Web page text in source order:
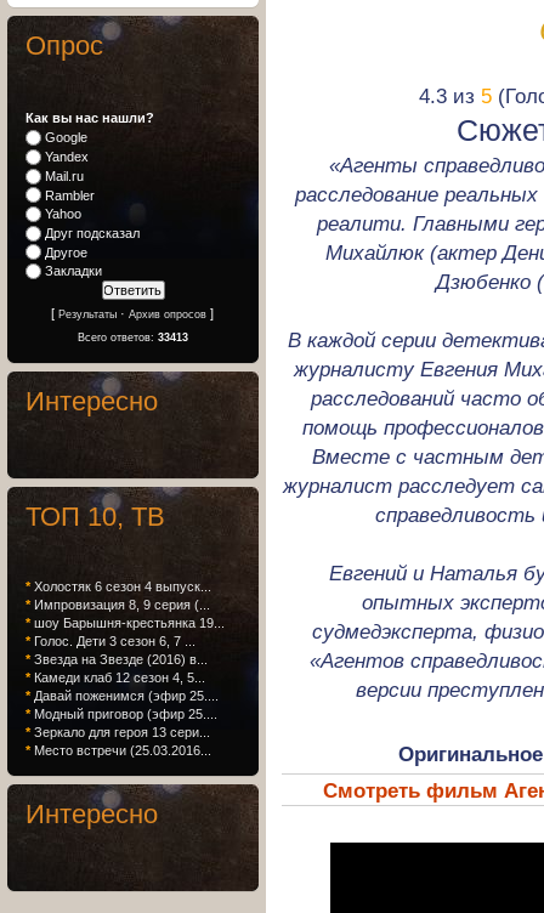
4.3 из 5
«Агенты
расследование
реалити. Главными
Михайлюк (актер
Дзюбенко
В каждой серии
журналисту Евгения
расследований
помощь
Вместе с частным
журналист расследует
Евгений и Наталья
опытных
судмедэксперта,
«Агентов
версии
Смотреть фильм
Опрос
Как вы нас нашли?
Google
Yandex
Mail.ru
Rambler
Yahoo
Друг подсказал
Другое
Закладки
[Результаты ·Архив опросов ]
Всего ответов: 33413
Интересно
ТОП 10, ТВ
* Холостяк 6 сезон 4 выпуск...
* Импровизация 8, 9 серия (...
* шоу Барышня-крестьянка 19...
* Голос. Дети 3 сезон 6, 7 ...
* Звезда на Звезде (2016) в...
* Камеди клаб 12 сезон 4, 5...
* Давай поженимся (эфир 25....
* Модный приговор (эфир 25....
* Зеркало для героя 13 сери...
* Место встречи (25.03.2016...
Интересно